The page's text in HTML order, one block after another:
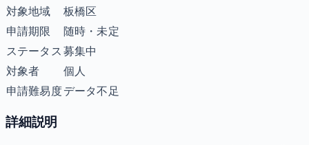
対象地域
板橋区
申請期限
随時・未定
ステータス 募集中
対象者
個人
申請難易度データ不足
詳細説明